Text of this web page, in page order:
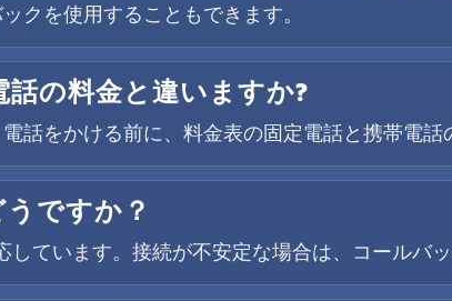
クを使用することもできます。
の料金と違いますか?
話をかける前に、料金表の固定電話と携帯電話
ですか？
ています。接続が不安定な場合は、コールバ